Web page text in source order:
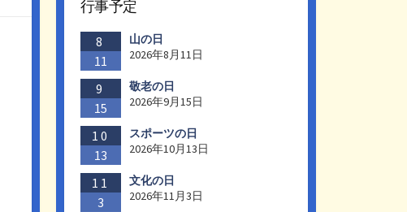
行事予定
8
11
山の日
2026年8月11日
9
15
敬老の日
2026年9月15日
10
13
スポーツの日
2026年10月13日
11
3
文化の日
2026年11月3日